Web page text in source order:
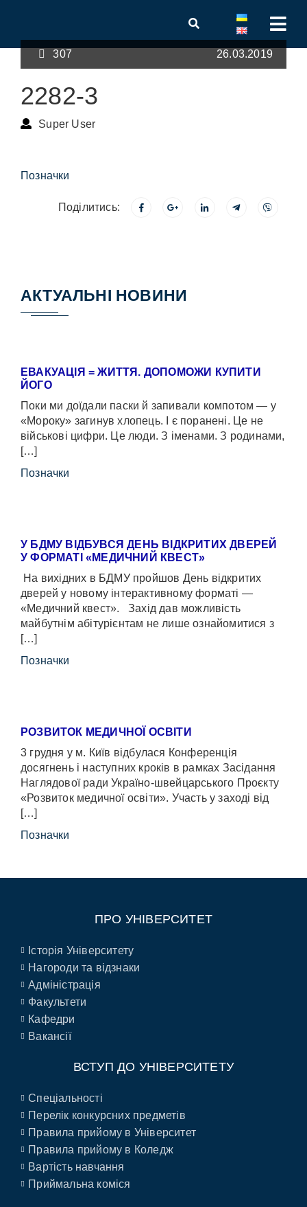
307 26.03.2019
2282-3
Super User
Позначки
Поділитись:
АКТУАЛЬНІ НОВИНИ
ЕВАКУАЦІЯ = ЖИТТЯ. ДОПОМОЖИ КУПИТИ
ЙОГО
Поки ми доїдали паски й запивали компотом — у
«Мороку» загинув хлопець. І є поранені. Це не
військові цифри. Це люди. З іменами. З родинами,
[…]
Позначки
У БДМУ ВІДБУВСЯ ДЕНЬ ВІДКРИТИХ ДВЕРЕЙ
У ФОРМАТІ «МЕДИЧНИЙ КВЕСТ»
На вихідних в БДМУ пройшов День відкритих
дверей у новому інтерактивному форматі —
«Медичний квест». Захід дав можливість
майбутнім абітурієнтам не лише ознайомитися з
[…]
Позначки
РОЗВИТОК МЕДИЧНОЇ ОСВІТИ
3 грудня у м. Київ відбулася Конференція
досягнень і наступних кроків в рамках Засідання
Наглядової ради Україно-швейцарського Проєкту
«Розвиток медичної освіти». Участь у заході від
[…]
Позначки
ПРО УНІВЕРСИТЕТ
Історія Університету
Нагороди та відзнаки
Адміністрація
Факультети
Кафедри
Вакансії
ВСТУП ДО УНІВЕРСИТЕТУ
Спеціальності
Перелік конкурсних предметів
Правила прийому в Університет
Правила прийому в Коледж
Вартість навчання
Приймальна коміся